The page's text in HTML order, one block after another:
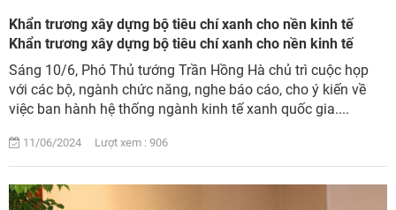
Khẩn trương xây dựng bộ tiêu chí xanh cho nền kinh tế
Khẩn trương xây dựng bộ tiêu chí xanh cho nền kinh tế
Sáng 10/6, Phó Thủ tướng Trần Hồng Hà chủ trì cuộc họp
với các bộ, ngành chức năng, nghe báo cáo, cho ý kiến về
việc ban hành hệ thống ngành kinh tế xanh quốc gia....
11/06/2024 Lượt xem : 906